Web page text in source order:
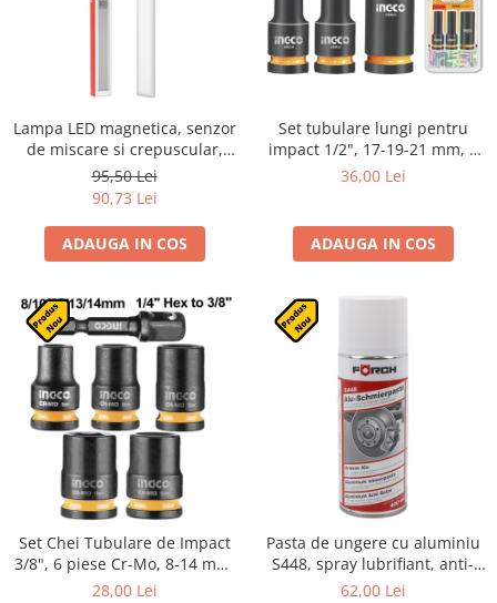
Lampa LED magnetica, senzor
de miscare si crepuscular,
1000mAh, reincarcabila
95,50 Lei
90,73 Lei
ADAUGA IN COS
Set tubulare lungi pentru
impact 1/2", 17-19-21 mm, 3
piese, otel Cr-Mo
36,00 Lei
ADAUGA IN COS
Set Chei Tubulare de Impact
3/8", 6 piese Cr-Mo, 8-14 mm,
cu adaptor 1/4" Hex
28,00 Lei
Pasta de ungere cu aluminiu
S448, spray lubrifiant, anti-
gripare, rezistenta pana la
62,00 Lei